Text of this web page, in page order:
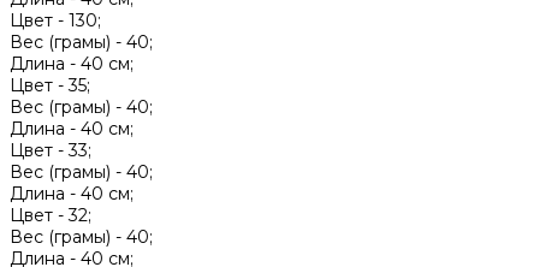
Цвет - 130;
Вес (грамы) - 40;
Длина - 40 см;
Цвет -35;
Вес (грамы) - 40;
Длина - 40 см;
Цвет -33;
Вес (грамы) - 40;
Длина - 40 см;
Цвет -32;
Вес (грамы) - 40;
Длина - 40 см;